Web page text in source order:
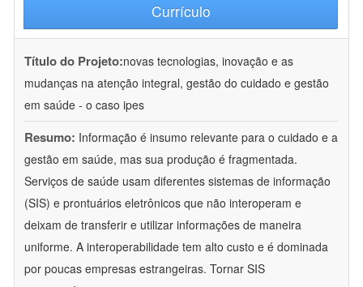
Currículo
Título do Projeto:novas tecnologias, inovação e as
mudanças na atenção integral, gestão do cuidado e gestão
em saúde - o caso ipes
Resumo: Informação é insumo relevante para o cuidado e a
gestão em saúde, mas sua produção é fragmentada.
Serviços de saúde usam diferentes sistemas de informação
(SIS) e prontuários eletrônicos que não interoperam e
deixam de transferir e utilizar informações de maneira
uniforme. A interoperabilidade tem alto custo e é dominada
por poucas empresas estrangeiras. Tornar SIS